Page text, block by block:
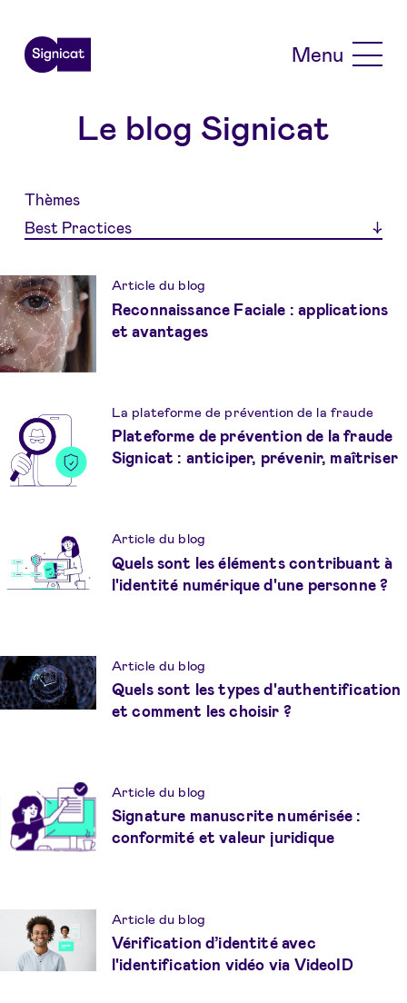
Menu
Le blog Signicat
Thèmes
Best Practices
Article du blog
Reconnaissance Faciale : applications
et avantages
La plateforme de prévention de la fraude
Plateforme de prévention de la fraude
Signicat : anticiper, prévenir, maîtriser
Article du blog
Quels sont les éléments contribuant à
l'identité numérique d'une personne ?
Article du blog
Quels sont les types d'authentification
et comment les choisir ?
Article du blog
Signature manuscrite numérisée :
conformité et valeur juridique
Article du blog
Vérification d’identité avec
l'identification vidéo via VideoID